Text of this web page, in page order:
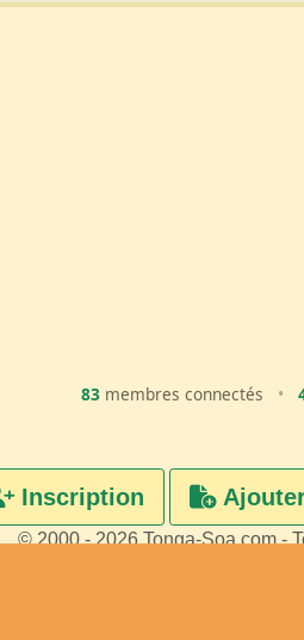
83 membres connectés •
Inscription
© 2000 - 2026 Tonga-Soa.com -